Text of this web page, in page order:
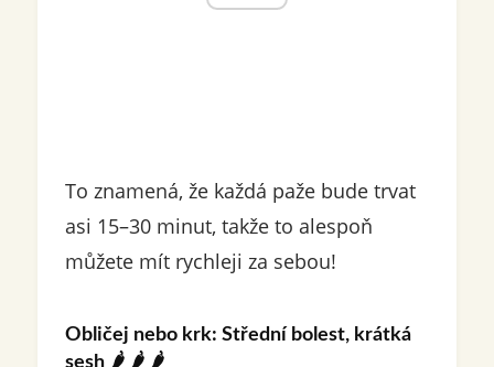
To znamená, že každá paže bude trvat
asi 15–30 minut, takže to alespoň
můžete mít rychleji za sebou!
Obličej nebo krk: Střední bolest, krátká
sesh 🌶️ 🌶️ 🌶️